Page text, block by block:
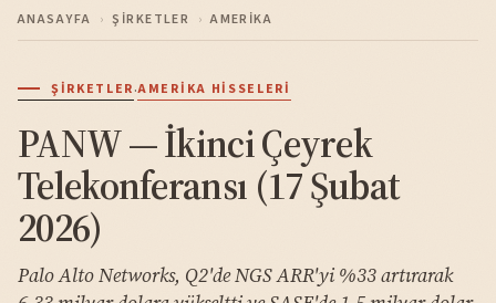
ANASAYFA › ŞIRKETLER › AMERIKA
ŞIRKETLER·AMERIKA HISSELERI
PANW — İkinci Çeyrek
Telekonferansı (17 Şubat
2026)
Palo Alto Networks, Q2'de NGS ARR'yi %33 artırarak